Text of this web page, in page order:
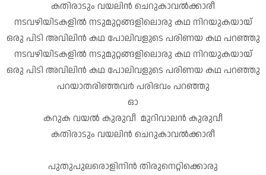
കതിരാടും വയലിൻ ചെറുകാവൽക്കാരീ
നടവഴിയിടകളിൽ നടുമുറ്റങ്ങളിലൊരു കഥ നിറയുകയായ്
ഒരു പിടി അവിലിൻ കഥ പോലിവളുടെ പരിണയ കഥ പറഞ്ഞു
നടവഴിയിടകളിൽ നടുമുറ്റങ്ങളിലൊരു കഥ നിറയുകയായ്
ഒരു പിടി അവിലിൻ കഥ പോലിവളുടെ പരിണയ കഥ പറഞ്ഞു
പറയാതരിഞ്ഞവർ പരിഭവം പറഞ്ഞു
ഓ
കറുക വയൽ കുരുവീ മുറിവാലൻ കുരുവീ
കതിരാടും വയലിൻ ചെറുകാവൽക്കാരീ
പുതുപുലരൊളിനിൻ തിരുനെറ്റിക്കൊരു